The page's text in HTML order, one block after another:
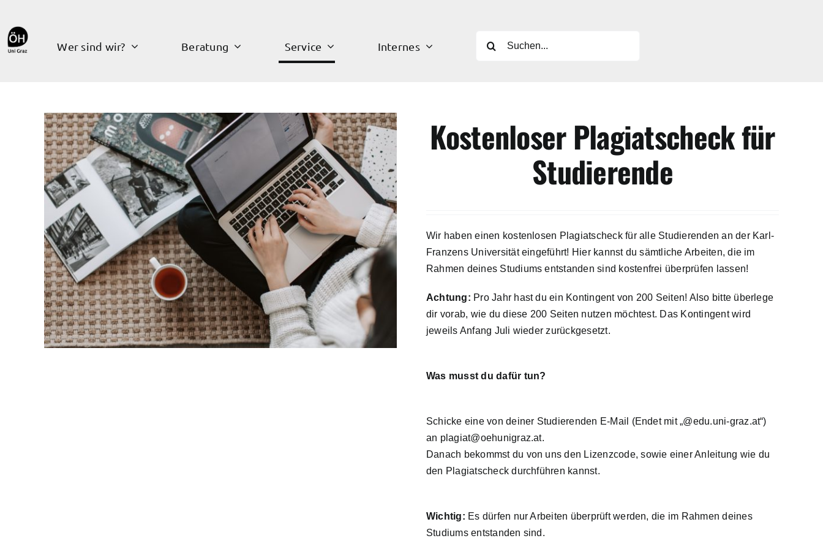
Inhalt
springen
Wer sind wir? Beratung Service Internes
nach:
Kostenloser Plagiatscheck für
Studierende
Wir haben einen kostenlosen Plagiatscheck für alle Studierenden an der Karl-
Franzens Universitäteingeführt! Hier kannst du sämtliche Arbeiten, die im
Rahmen deines Studiums entstanden sind kostenfrei überprüfen lassen!
Achtung: Pro Jahr hast du ein Kontingent von 200 Seiten! Also bitte überlege
dir vorab, wie du diese 200 Seiten nutzen möchtest. Das Kontingent wird
jeweils Anfang Juli wieder zurückgesetzt.
Was musst du dafür tun?
Schicke eine von deiner Studierenden E-Mail (Endet mit „@edu.uni-graz.at“)
an plagiat@oehunigraz.at.
Danach bekommst du von uns den Lizenzcode, sowie einer Anleitung wie du
den Plagiatscheck durchführen kannst.
Wichtig: Es dürfen nur Arbeiten überprüft werden, die im Rahmen deines
Studiums entstanden sind.